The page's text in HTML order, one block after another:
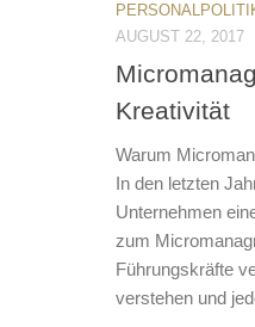
AUGUST 22, 2017
Kreativität
Warum
In den letzten
Unternehmen
zum
Führungskräfte
verstehen und